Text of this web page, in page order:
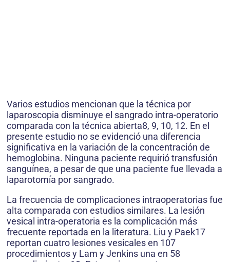
Varios estudios mencionan que la técnica por
laparoscopia disminuye el sangrado intra-operatorio
comparada con la técnica abierta8, 9, 10, 12. En el
presente estudio no se evidenció una diferencia
significativa en la variación de la concentración de
hemoglobina. Ninguna paciente requirió transfusión
sanguínea, a pesar de que una paciente fue llevada a
laparotomía por sangrado.
La frecuencia de complicaciones intra­opera­torias fue
alta comparada con estudios similares. La lesión
vesical intra-operatoria es la complicación más
frecuente reportada en la literatura. Liu y Paek17
reportan cuatro lesiones vesicales en 107
procedimientos y Lam y Jenkins una en 58